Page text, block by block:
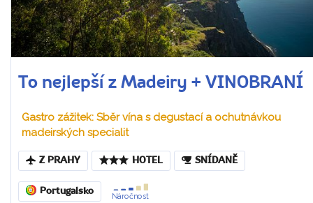
To nejlepší z Madeiry + VINOBRANÍ
Gastro zážitek: Sběr vína s degustací a ochutnávkou
madeirských specialit
Z PRAHY HOTEL SNÍDANĚ
Portugalsko
Náročnost